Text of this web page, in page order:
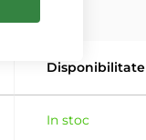
Disponibilitate
In stoc